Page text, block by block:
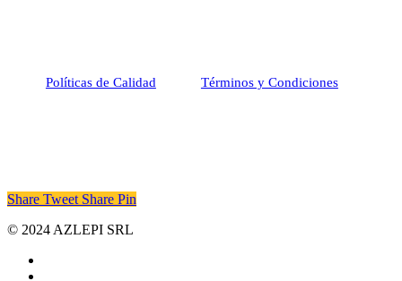
Políticas de Calidad Términos y Condiciones
Share Tweet Share Pin
© 2024 AZLEPI SRL